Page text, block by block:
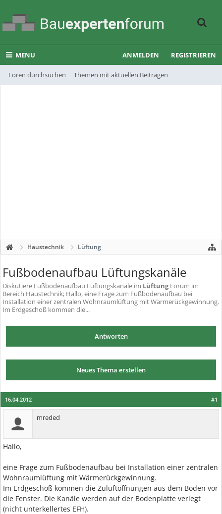
MENU
Foren durchsuchen Themen mit aktuellen Beiträgen
ANMELDEN REGISTRIEREN
Haustechnik Lüftung
Fußbodenaufbau Lüftungskanäle
Diskutiere Fußbodenaufbau Lüftungskanäle im Lüftung Forum im
Bereich Haustechnik; Hallo, eine Frage zum Fußbodenaufbau bei
Installation einer zentralen Wohnraumlüftung mit Wärmerückgewinnung.
Im Erdgeschoß kommen die...
Antworten
Neues Thema erstellen
#1
16.04.2012
mreded
Hallo,
eine Frage zum Fußbodenaufbau bei Installation einer zentralen
Wohnraumlüftung mit Wärmerückgewinnung.
Im Erdgeschoß kommen die Zuluftöffnungen aus dem Boden vor
die Fenster. Die Kanäle werden auf der Bodenplatte verlegt
(nicht unterkellertes EFH).